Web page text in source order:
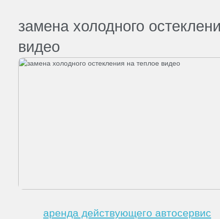
замена холодного
видео
аренда действующего автосервис